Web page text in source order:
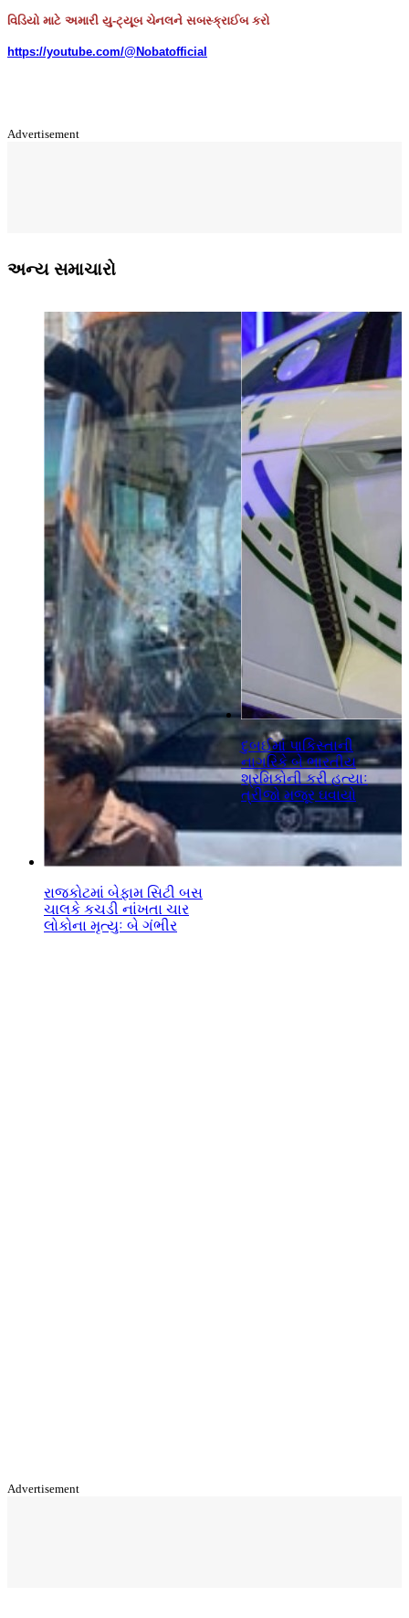
વિડિયો માટે અમારી યુ-ટ્યૂબ ચેનલને સબસ્ક્રાઈબ કરો
https://youtube.com/@Nobatofficial
Advertisement
અન્ય સમાચારો
રાજકોટમાં બેફામ સિટી બસ
ચાલકે કચડી નાંખતા ચાર
લોકોના મૃત્યુઃ બે ગંભીર
દુબઈમાં પાકિસ્તાની
નાગરિકે બે ભારતીય
શ્રમિકોની કરી હત્યાઃ
ત્રીજો મજૂર ઘવાયો
Advertisement